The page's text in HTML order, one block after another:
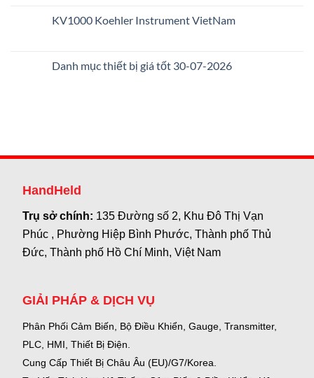
KV1000 Koehler Instrument VietNam
Danh mục thiết bị giá tốt 30-07-2026
HandHeld
Trụ sở chính: 135 Đường số 2, Khu Đô Thị Vạn
Phúc , Phường Hiệp Bình Phước, Thành phố Thủ
Đức, Thành phố Hồ Chí Minh, Việt Nam
GIẢI PHÁP & DỊCH VỤ
Phân Phối Cảm Biến, Bộ Điều Khiển, Gauge, Transmitter,
PLC, HMI, Thiết Bị Điện.
Cung Cấp Thiết Bị Châu Âu (EU)/G7/Korea.